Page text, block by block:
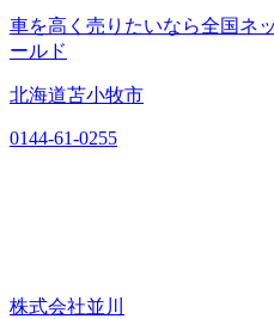
車を高く売りたいなら全国ネ
ールド
北海道苫小牧市
0144-61-0255
株式会社並川